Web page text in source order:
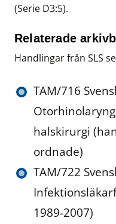
(Serie D3:5).
Relaterade
Handlingar från SLS
TAM/716
halskirurgi
ordnade)
TAM/722
1989-2007)